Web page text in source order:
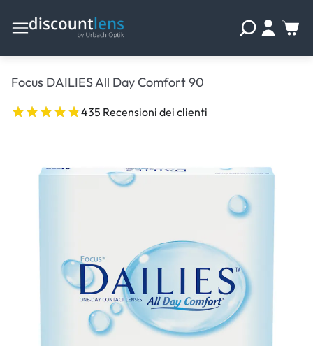
Focus DAILIES All Day Comfort 90
435 Recensioni dei clienti